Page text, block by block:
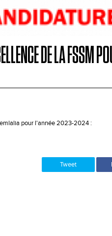
DE LA FSSM
pour l'année 2023-2024 :
Tweet